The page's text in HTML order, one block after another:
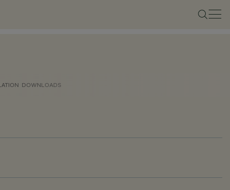
DOWNLOADS